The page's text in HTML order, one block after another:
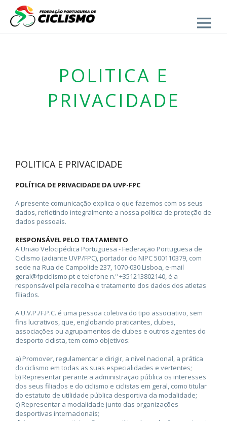
Close
POLITICA E
PRIVACIDADE
POLITICA E PRIVACIDADE
POLÍTICA DE PRIVACIDADE DA UVP-FPC
A presente comunicação explica o que fazemos com os seus
dados, refletindo integralmente a nossa política de proteção de
dados pessoais.
RESPONSÁVEL PELO TRATAMENTO
A União Velocipédica Portuguesa - Federação Portuguesa de
Ciclismo (adiante UVP/FPC), portador do NIPC 500110379, com
sede na Rua de Campolide 237, 1070-030 Lisboa, e-mail
geral@fpciclismo.pt e telefone n.º +351213802140, é a
responsável pela recolha e tratamento dos dados dos atletas
filiados.
A U.V.P./F.P.C. é uma pessoa coletiva do tipo associativo, sem
fins lucrativos, que, englobando praticantes, clubes,
associações ou agrupamentos de clubes e outros agentes do
desporto ciclista, tem como objetivos:
a) Promover, regulamentar e dirigir, a nível nacional, a prática
do ciclismo em todas as suas especialidades e vertentes;
b) Representar perante a administração pública os interesses
dos seus filiados e do ciclismo e ciclistas em geral, como titular
do estatuto de utilidade pública desportiva da modalidade;
c) Representar a modalidade junto das organizações
desportivas internacionais;